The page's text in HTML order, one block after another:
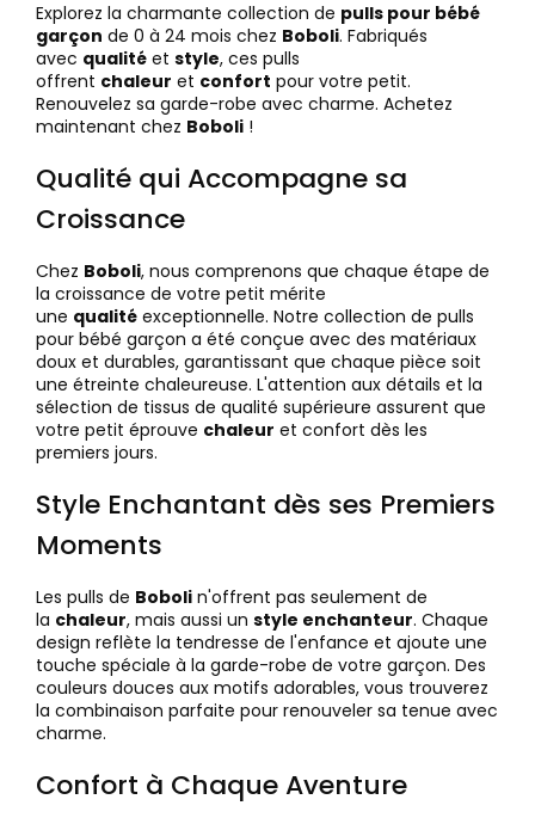
Explorez la charmante collection de pulls pour bébé
garçon de 0 à 24 mois chez Boboli. Fabriqués
avec qualité et style, ces pulls
offrent chaleur et confort pour votre petit.
Renouvelez sa garde-robe avec charme. Achetez
maintenant chez Boboli !
Qualité qui Accompagne sa
Croissance
Chez Boboli, nous comprenons que chaque étape de
la croissance de votre petit mérite
une qualité exceptionnelle. Notre collection de pulls
pour bébé garçon a été conçue avec des matériaux
doux et durables, garantissant que chaque pièce soit
une étreinte chaleureuse. L'attention aux détails et la
sélection de tissus de qualité supérieure assurent que
votre petit éprouve chaleur et confort dès les
premiers jours.
Style Enchantant dès ses Premiers
Moments
Les pulls de Boboli n'offrent pas seulement de
la chaleur, mais aussi un style enchanteur. Chaque
design reflète la tendresse de l'enfance et ajoute une
touche spéciale à la garde-robe de votre garçon. Des
couleurs douces aux motifs adorables, vous trouverez
la combinaison parfaite pour renouveler sa tenue avec
charme.
Confort à Chaque Aventure